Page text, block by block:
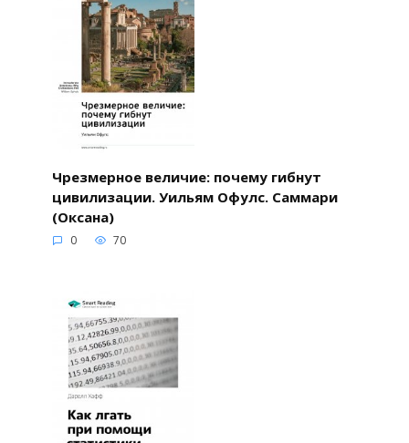
Чрезмерное величие: почему гибнут
цивилизации. Уильям Офулс. Саммари
(Оксана)
0 70